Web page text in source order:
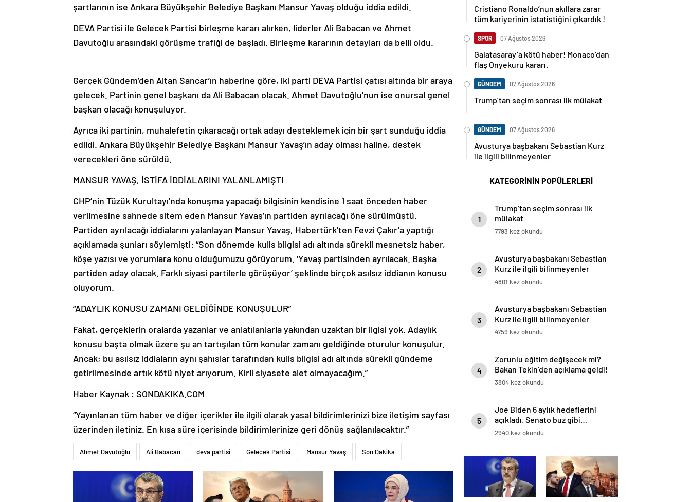
şartlarının ise Ankara Büyükşehir Belediye Başkanı Mansur Yavaş olduğu iddia edildi.
DEVA Partisi ile Gelecek Partisi birleşme kararı alırken, liderler Ali Babacan ve Ahmet
Davutoğlu arasındaki görüşme trafiği de başladı. Birleşme kararının detayları da belli oldu.
Gerçek Gündem’den Altan Sancar’ın haberine göre, iki parti DEVA Partisi çatısı altında bir araya
gelecek. Partinin genel başkanı da Ali Babacan olacak. Ahmet Davutoğlu’nun ise onursal genel
başkan olacağı konuşuluyor.
Ayrıca iki partinin, muhalefetin çıkaracağı ortak adayı desteklemek için bir şart sunduğu iddia
edildi. Ankara Büyükşehir Belediye Başkanı Mansur Yavaş’ın aday olması haline, destek
verecekleri öne sürüldü.
MANSUR YAVAŞ, İSTİFA İDDİALARINI YALANLAMIŞTI
CHP’nin Tüzük Kurultayı’nda konuşma yapacağı bilgisinin kendisine 1 saat önceden haber
verilmesine sahnede sitem eden Mansur Yavaş’ın partiden ayrılacağı öne sürülmüştü.
Partiden ayrılacağı iddialarını yalanlayan Mansur Yavaş, Habertürk’ten Fevzi Çakır’a yaptığı
açıklamada şunları söylemişti: “Son dönemde kulis bilgisi adı altında sürekli mesnetsiz haber,
köşe yazısı ve yorumlara konu olduğumuzu görüyorum. ‘Yavaş partisinden ayrılacak. Başka
partiden aday olacak. Farklı siyasi partilerle görüşüyor’ şeklinde birçok asılsız iddianın konusu
oluyorum.
“ADAYLIK KONUSU ZAMANI GELDİĞİNDE KONUŞULUR”
Fakat, gerçeklerin oralarda yazanlar ve anlatılanlarla yakından uzaktan bir ilgisi yok. Adaylık
konusu başta olmak üzere şu an tartışılan tüm konular zamanı geldiğinde oturulur konuşulur.
Ancak; bu asılsız iddiaların aynı şahıslar tarafından kulis bilgisi adı altında sürekli gündeme
getirilmesinde artık kötü niyet arıyorum. Kirli siyasete alet olmayacağım.”
Haber Kaynak : SONDAKIKA.COM
“Yayınlanan tüm haber ve diğer içerikler ile ilgili olarak yasal bildirimlerinizi bize iletişim sayfası
üzerinden iletiniz. En kısa süre içerisinde bildirimlerinize geri dönüş sağlanılacaktır.”
Ahmet Davutoğlu Ali Babacan deva partisi Gelecek Partisi Mansur Yavaş Son Dakika
Cristiano Ronaldo’nun akıllara zarar
tüm kariyerinin istatistiğini çıkardık !
SPOR 07 Ağustos 2026
Galatasaray’a kötü haber! Monaco’dan
flaş Onyekuru kararı.
GÜNDEM 07 Ağustos 2026
Trump’tan seçim sonrası ilk mülakat
GÜNDEM 07 Ağustos 2026
Avusturya başbakanı Sebastian Kurz
ile ilgili bilinmeyenler
KATEGORİNİN POPÜLERLERİ
1
Trump’tan seçim sonrası ilk
mülakat
7793 kez okundu
2
Avusturya başbakanı Sebastian
Kurz ile ilgili bilinmeyenler
4801 kez okundu
3
Avusturya başbakanı Sebastian
Kurz ile ilgili bilinmeyenler
4759 kez okundu
4
Zorunlu eğitim değişecek mi?
Bakan Tekin’den açıklama geldi!
3804 kez okundu
5
Joe Biden 6 aylık hedeflerini
açıkladı. Senato buz gibi…
2940 kez okundu